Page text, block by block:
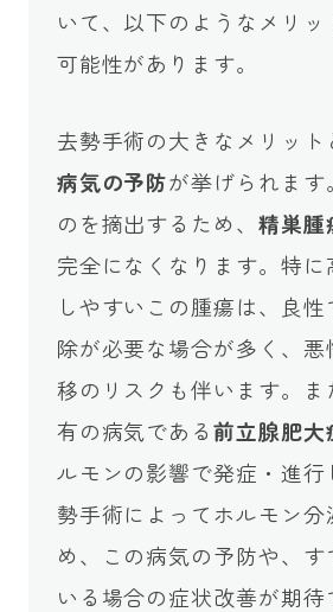
いて、以下のようなメリ
可能性があります。
去勢手術の大きなメリッ
病気の予防が挙げられます
のを摘出するため、 精巣腫
完全になくなります。特に
しやすいこの腫瘍は、良
除が必要な場合が多く、悪
移のリスクも伴います。ま
有の病気である前立腺肥大
ルモンの影響で発症・進行
勢手術によってホルモン分
め、この病気の予防や、す
いる場合の症状改善が期待